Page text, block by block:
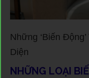
Những ‘Biến
Diện
NHỮNG LOẠI